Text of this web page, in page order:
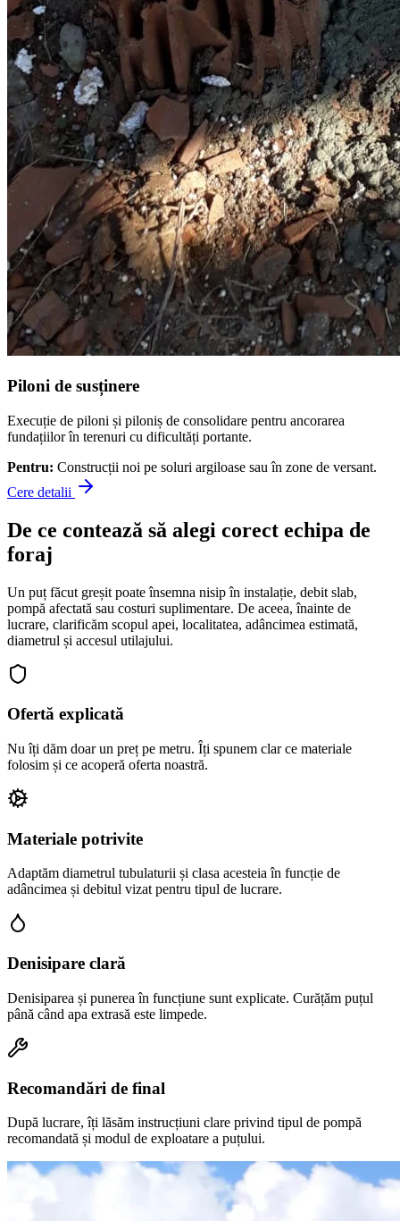
Piloni de susținere
Execuție de piloni și piloniș de consolidare pentru ancorarea
fundațiilor în terenuri cu dificultăți portante.
Pentru: Construcții noi pe soluri argiloase sau în zone de versant.
Cere detalii
De ce contează să alegi corect echipa de
foraj
Un puț făcut greșit poate însemna nisip în instalație, debit slab,
pompă afectată sau costuri suplimentare. De aceea, înainte de
lucrare, clarificăm scopul apei, localitatea, adâncimea estimată,
diametrul și accesul utilajului.
Ofertă explicată
Nu îți dăm doar un preț pe metru. Îți spunem clar ce materiale
folosim și ce acoperă oferta noastră.
Materiale potrivite
Adaptăm diametrul tubulaturii și clasa acesteia în funcție de
adâncimea și debitul vizat pentru tipul de lucrare.
Denisipare clară
Denisiparea și punerea în funcțiune sunt explicate. Curățăm puțul
până când apa extrasă este limpede.
Recomandări de final
După lucrare, îți lăsăm instrucțiuni clare privind tipul de pompă
recomandată și modul de exploatare a puțului.